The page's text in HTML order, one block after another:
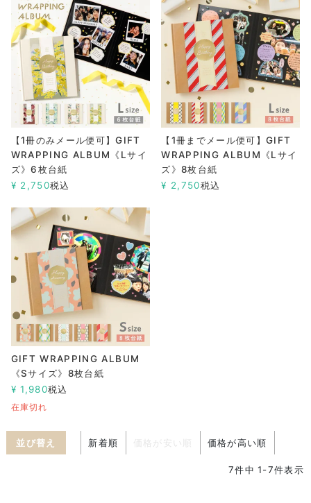
【1冊のみメール便可】GIFT
WRAPPING ALBUM《Lサイ
ズ》6枚台紙
¥ 2,750税込
【1冊までメール便可】GIFT
WRAPPING ALBUM《Lサイ
ズ》8枚台紙
¥ 2,750税込
GIFT WRAPPING ALBUM
《Sサイズ》8枚台紙
¥ 1,980税込
在庫切れ
並び替え 新着順 価格が安い順 価格が高い順
7件中 1-7件表示